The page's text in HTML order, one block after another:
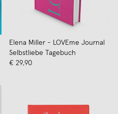
Elena Miller - LOVEme Journal
Selbstliebe Tagebuch
€ 29,90